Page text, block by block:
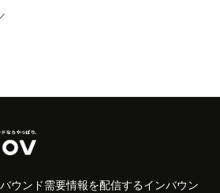
ウンド需要情報を配信するインバウン